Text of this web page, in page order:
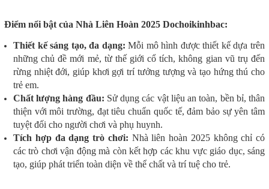
Điểm nổi bật của Nhà Liên Hoàn 2025 Dochoikinhbac:
Thiết kế sáng tạo, đa dạng: Mỗi mô hình được thiết kế dựa trên
những chủ đề mới mẻ, từ thế giới cổ tích, không gian vũ trụ đến
rừng nhiệt đới, giúp khơi gợi trí tưởng tượng và tạo hứng thú cho
trẻ em.
Chất lượng hàng đầu: Sử dụng các vật liệu an toàn, bền bỉ, thân
thiện với môi trường, đạt tiêu chuẩn quốc tế, đảm bảo sự yên tâm
tuyệt đối cho người chơi và phụ huynh.
Tích hợp đa dạng trò chơi: Nhà liên hoàn 2025 không chỉ có
các trò chơi vận động mà còn kết hợp các khu vực giáo dục, sáng
tạo, giúp phát triển toàn diện về thể chất và trí tuệ cho trẻ.